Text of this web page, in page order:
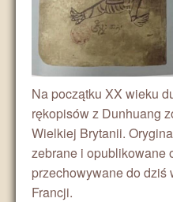
Na początku XX wieku
rękopisów z Dunhuang
Wielkiej Brytanii.
zebrane i opublikowane
przechowywane do
Francji.